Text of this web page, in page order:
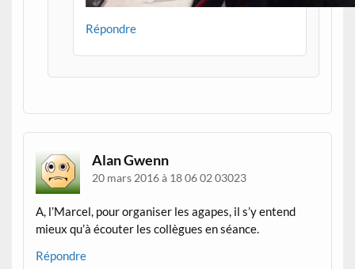
Répondre
Alan Gwenn
20 mars 2016 à 18 06 02 03023
A, l’Marcel, pour organiser les agapes, il s’y entend
mieux qu’à écouter les collègues en séance.
Répondre